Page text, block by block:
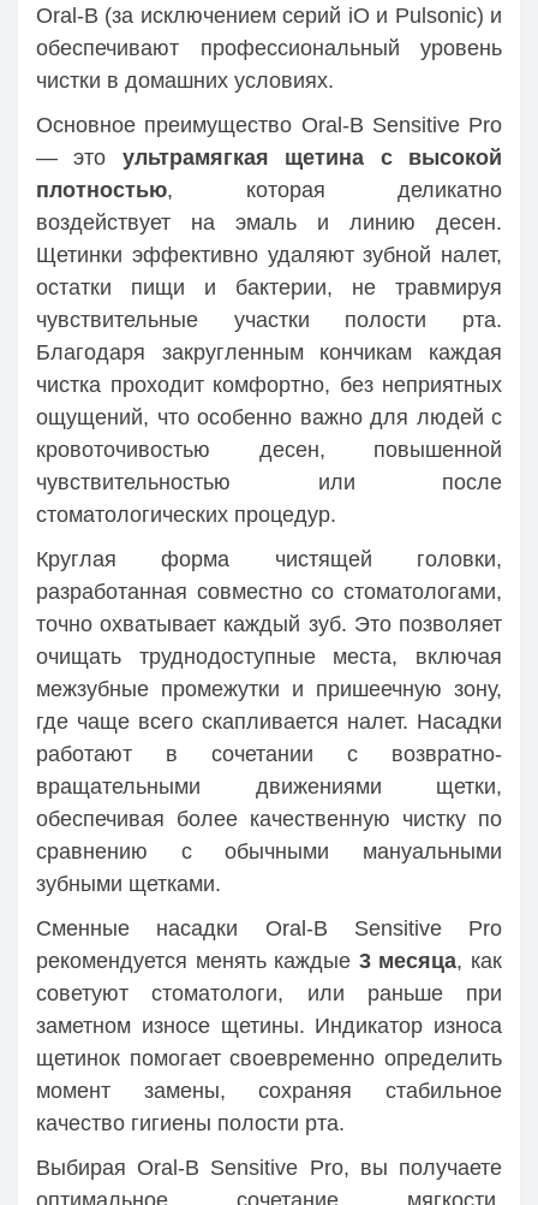
Oral-B (за исключением серий iO и Pulsonic) и
обеспечивают профессиональный уровень
чистки в домашних условиях.
Основное преимущество Oral-B Sensitive Pro
— это ультрамягкая щетина с высокой
плотностью, которая деликатно
воздействует на эмаль и линию десен.
Щетинки эффективно удаляют зубной налет,
остатки пищи и бактерии, не травмируя
чувствительные участки полости рта.
Благодаря закругленным кончикам каждая
чистка проходит комфортно, без неприятных
ощущений, что особенно важно для людей с
кровоточивостью десен, повышенной
чувствительностью или после
стоматологических процедур.
Круглая форма чистящей головки,
разработанная совместно со стоматологами,
точно охватывает каждый зуб. Это позволяет
очищать труднодоступные места, включая
межзубные промежутки и пришеечную зону,
где чаще всего скапливается налет. Насадки
работают в сочетании с возвратно-
вращательными движениями щетки,
обеспечивая более качественную чистку по
сравнению с обычными мануальными
зубными щетками.
Сменные насадки Oral-B Sensitive Pro
рекомендуется менять каждые 3 месяца, как
советуют стоматологи, или раньше при
заметном износе щетины. Индикатор износа
щетинок помогает своевременно определить
момент замены, сохраняя стабильное
качество гигиены полости рта.
Выбирая Oral-B Sensitive Pro, вы получаете
оптимальное сочетание мягкости,